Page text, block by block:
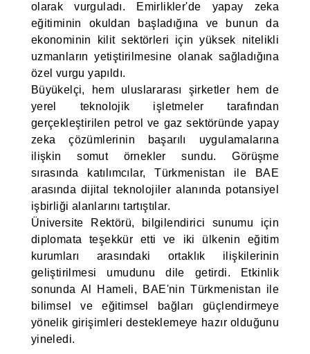
olarak vurguladı. Emirlikler'de yapay zeka
eğitiminin okuldan başladığına ve bunun da
ekonominin kilit sektörleri için yüksek nitelikli
uzmanların yetiştirilmesine olanak sağladığına
özel vurgu yapıldı.
Büyükelçi, hem uluslararası şirketler hem de
yerel teknolojik işletmeler tarafından
gerçekleştirilen petrol ve gaz sektöründe yapay
zeka çözümlerinin başarılı uygulamalarına
ilişkin somut örnekler sundu. Görüşme
sırasında katılımcılar, Türkmenistan ile BAE
arasında dijital teknolojiler alanında potansiyel
işbirliği alanlarını tartıştılar.
Üniversite Rektörü, bilgilendirici sunumu için
diplomata teşekkür etti ve iki ülkenin eğitim
kurumları arasındaki ortaklık ilişkilerinin
geliştirilmesi umudunu dile getirdi. Etkinlik
sonunda Al Hameli, BAE'nin Türkmenistan ile
bilimsel ve eğitimsel bağları güçlendirmeye
yönelik girişimleri desteklemeye hazır olduğunu
yineledi.